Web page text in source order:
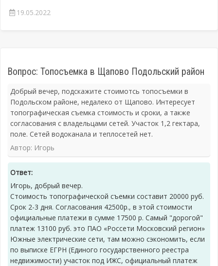
19.05.2022
Вопрос: Топосъемка в Щапово Подольский район
Добрый вечер, подскажите стоимотсь топосъемки в
Подольском районе, недалеко от Щапово. Интересует
топографическая съемка стоимость и сроки, а также
согласования с владельцами сетей. Участок 1,2 гектара,
поле. Сетей водоканала и теплосетей нет.
Автор: Игорь
Ответ:
Игорь, добрый вечер.
Стоимость топографической съемки составит 20000 руб.
Срок 2-3 дня. Согласования 42500р., в этой стоимости
официальные платежи в сумме 17500 р. Самый "дорогой"
платеж 13100 руб. это ПАО «Россети Московский регион»
Южные электрические сети, там можно сэкономить, если
по выписке ЕГРН (Единого государственного реестра
недвижимости) участок под ИЖС, официальный платеж